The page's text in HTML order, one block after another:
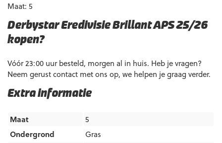
Extra informatie
Maat
5
Ondergrond
Gras
Maat: 5
Derbystar Eredivisie Brillant APS 25/26
kopen?
Vóór 23:00 uur besteld, morgen al in huis. Heb je vragen?
Neem gerust contact met ons op, we helpen je graag verder.